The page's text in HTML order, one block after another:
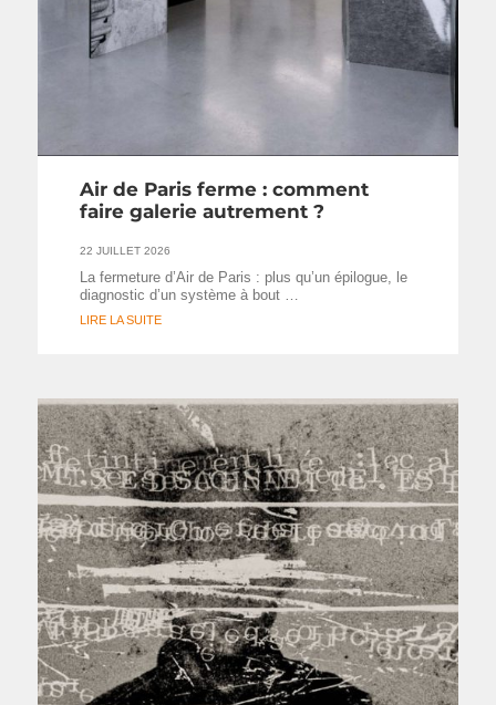
Air de Paris ferme : comment
faire galerie autrement ?
22 JUILLET 2026
La fermeture d’Air de Paris : plus qu’un épilogue, le
diagnostic d’un système à bout …
LIRE LA SUITE